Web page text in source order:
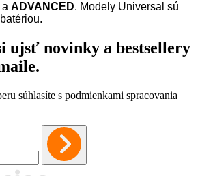
a ADVANCED. Modely Universal sú
ujsť novinky a bestsellery
.
súhlasíte s podmienkami spracovania